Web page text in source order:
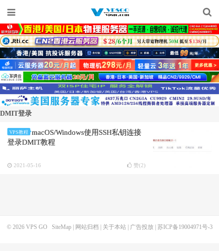
DMIT登录
VPS教程
macOS/Windows使用SSH私钥连接
登录DMIT教程
2021-05-16 赞(2)
© 2026 VPS GO SiteMap| 网站归档 | 关于本站| 广告投放| 苏ICP备19004971号-3